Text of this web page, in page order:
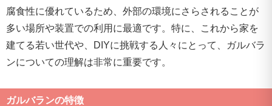
腐食性に優れているため、外部の環境にさらされることが
多い場所や装置での利用に最適です。特に、これから家を
建てる若い世代や、DIYに挑戦する人々にとって、ガルバラ
ンについての理解は非常に重要です。
ガルバランの特徴